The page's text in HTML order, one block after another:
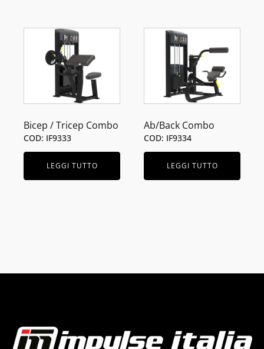
Bicep / Tricep Combo
COD: IF9333
LEGGI TUTTO
Ab/Back Combo
COD: IF9334
LEGGI TUTTO